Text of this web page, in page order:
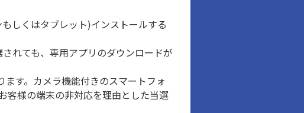
しくはタブレット)インストールする
れても、専用アプリのダウンロードが
す。カメラ機能付きのスマートフォ
客様の端末の非対応を理由とした当選